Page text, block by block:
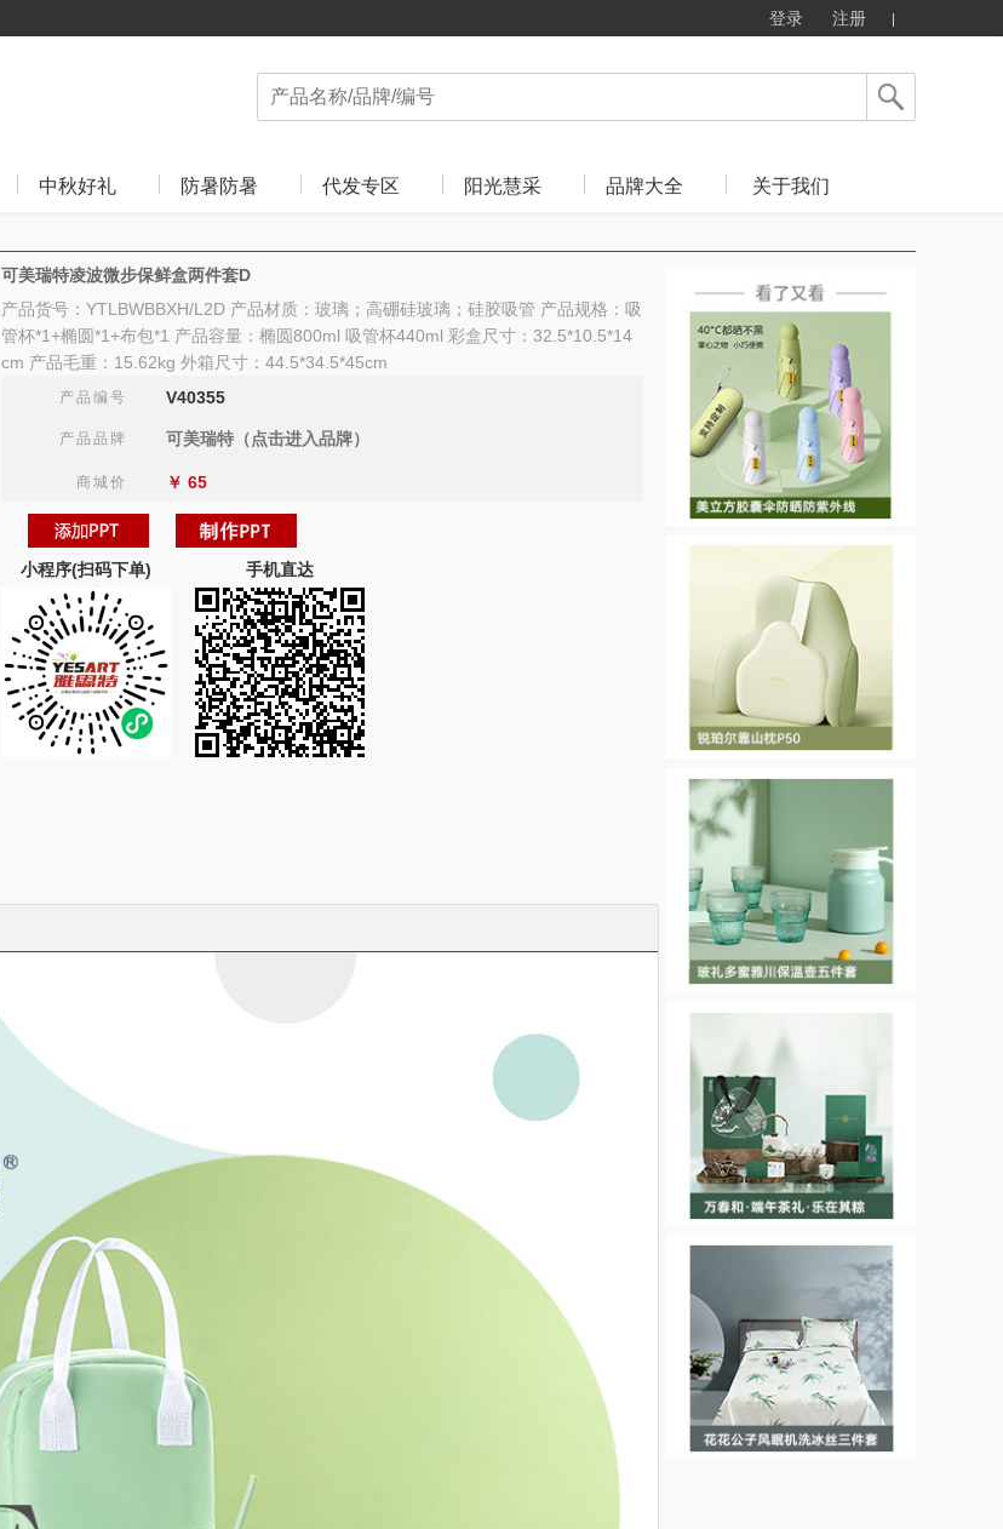
登录 注册
中秋好礼 防暑防暑 代发专区 阳光慧采 品牌大全 关于我们
可美瑞特凌波微步保鲜盒两件套D
产品货号：YTLBWBBXH/L2D 产品材质：玻璃；高硼硅玻璃；硅胶吸管 产品规格：吸
管杯*1+椭圆*1+布包*1 产品容量：椭圆800ml 吸管杯440ml 彩盒尺寸：32.5*10.5*14
cm 产品毛重：15.62kg 外箱尺寸：44.5*34.5*45cm
产品编号 V40355
产品品牌 可美瑞特（点击进入品牌）
商城价 ￥ 65
小程序(扫码下单) 手机直达